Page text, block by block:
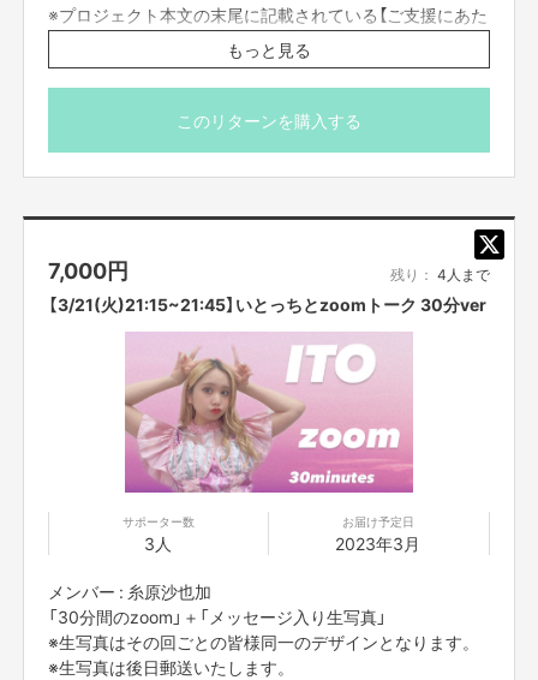
い。
・コミュニケーションには「Zoom」
を使用させていただきます。
用できる環境を整えていただき、電波のいい環境でおつなぎください。
・参加方法は支援者の方に、リターン実施日の前日〜当日までに案内を、
遅れると参加できなくなります。
・コンプライアンスの観点から、録画させていただいております。他の目的
・不適切と考えられる言動があった場合、強制的に退出をお願いする場合が
■ご応募に関しての利用規約
・応募者は、自ら及び自らが代表となって応募した参加者全てが、反社会的
特殊知能暴力集団及びこれらに準ずる団体、
れらの構成員等を指します。以下、同様とします。）に該当せず、また、
れら反社会的勢力との間で社会的に非難されるべき関係を有して
プロジェクト実施前及び実施中に上記に反する事態が発生した場合
でもプロジェクトの実行を中止することができ、プランナーは一切の責任を
・二次利用の目的や、有料イベントやPR目的での配信イベント・
は基本的に全てNGとします。
・参加する権利の転売や譲渡は禁止とさせていただきます。購入したご本人
のみが参加できます。
【販売責任者】
吉本興業株式会社
※プロジェクト本文の末尾に記載されている【ご支援にあた
ってのご注意事項】を必ずご一読ください。
もっと見る
このリターンを購入する
7,000円 残り： 4人まで
【3/21(火)21:15~21:45】いとっちとzoomトーク 30分ver
サポーター数
3人
お届け予定日
2023年3月
メンバー : 糸原沙也加
「30分間のzoom」＋「メッセージ入り生写真」
※生写真はその回ごとの皆様同一のデザインとなります。
※生写真は後日郵送いたします。